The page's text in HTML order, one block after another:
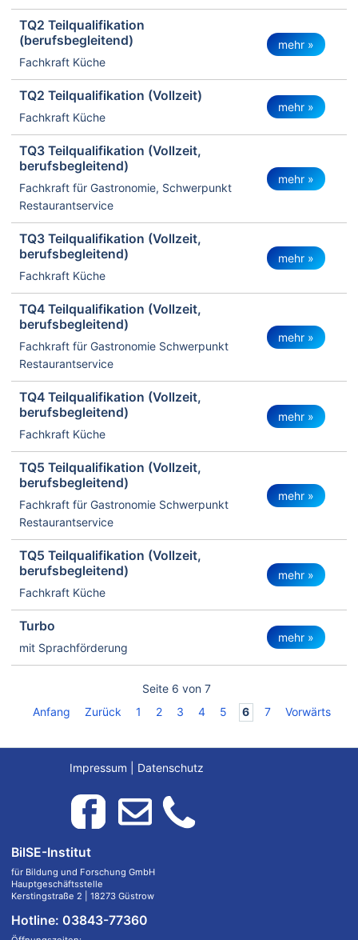
TQ2 Teilqualifikation
(berufsbegleitend)
Fachkraft Küche
mehr »
TQ2 Teilqualifikation (Vollzeit)
Fachkraft Küche
mehr »
TQ3 Teilqualifikation (Vollzeit,
berufsbegleitend)
Fachkraft für Gastronomie, Schwerpunkt
Restaurantservice
mehr »
TQ3 Teilqualifikation (Vollzeit,
berufsbegleitend)
Fachkraft Küche
mehr »
TQ4 Teilqualifikation (Vollzeit,
berufsbegleitend)
Fachkraft für Gastronomie Schwerpunkt
Restaurantservice
mehr »
TQ4 Teilqualifikation (Vollzeit,
berufsbegleitend)
Fachkraft Küche
mehr »
TQ5 Teilqualifikation (Vollzeit,
berufsbegleitend)
Fachkraft für Gastronomie Schwerpunkt
Restaurantservice
mehr »
TQ5 Teilqualifikation (Vollzeit,
berufsbegleitend)
Fachkraft Küche
mehr »
Turbo
mit Sprachförderung
mehr »
Seite 6 von 7
Anfang
Zurück 1 2 3 4 5 6 7 Vorwärts
Impressum Datenschutz
BilSE-Institut
für Bildung und Forschung GmbH
Hauptgeschäftsstelle
Kerstingstraße 2 | 18273 Güstrow
Hotline: 03843-77360